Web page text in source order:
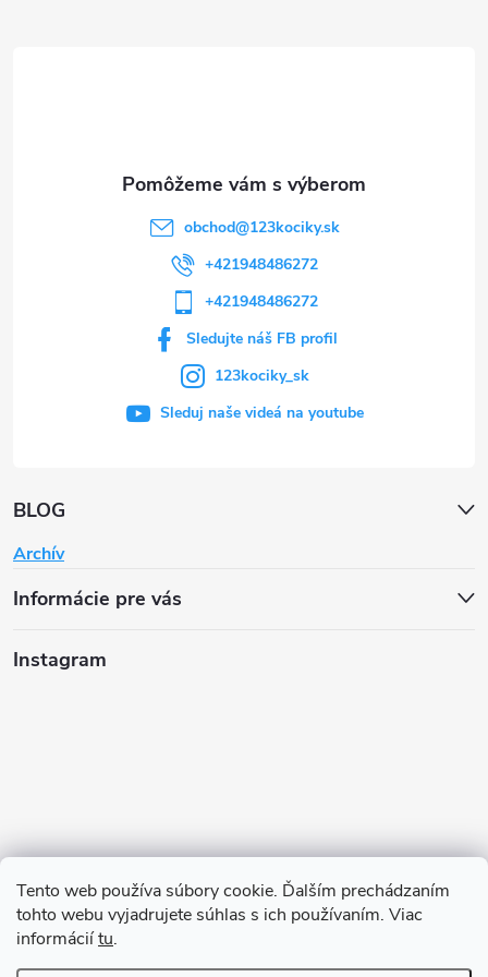
Tento web používa súbory cookie. Ďalším prechádzaním
tohto webu vyjadrujete súhlas s ich používaním. Viac
informáciítu.
BLOG
Archív
Informácie pre vás
obchod@123kociky.sk
+421948486272
+421948486272
Sledujte náš FB profil
123kociky_sk
Sleduj naše videá na youtube
Instagram
Sledovať na Instagrame